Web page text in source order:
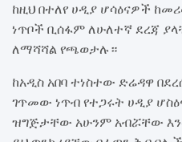
ከዚህ በተለየ ሀዲያ ሆሳዕናዎች
ነጥቦች ቢሰፋም ለሁለተኛ ደረጃ
ለማሻሻል የጫወታሉ።
ከአዲስ አበባ ተነስተው ድሬዳዋ
ገጥመው ነጥብ የተጋሩት ሀዲያ
ዝግጅታቸው አሁንም አብሯቸው